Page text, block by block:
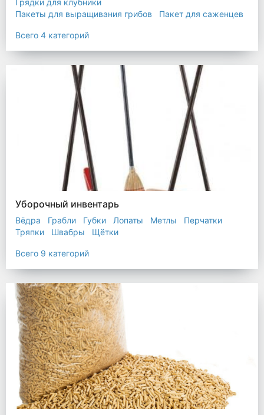
Грядки для клубники
Пакеты для выращивания грибов
Пакет для саженцев
Всего 4 категорий
Уборочный инвентарь
Вёдра Грабли Губки Лопаты Метлы
Перчатки
Тряпки
Швабры Щётки
Всего 9 категорий